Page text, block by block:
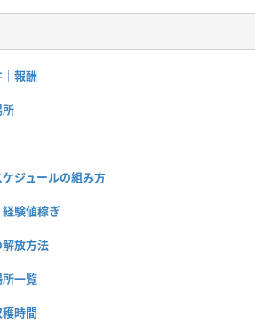
報酬
所
ジュールの組み方
験値稼ぎ
放方法
一覧
時間